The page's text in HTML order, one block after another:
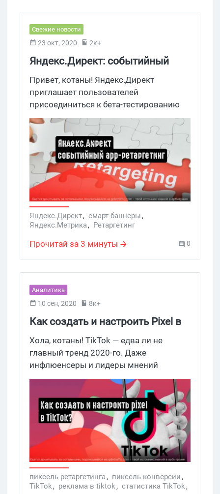
Свежие новости
23 окт, 2020 2к+
Яндекс.Директ: событийный
app-ретаргетинг
Привет, котаны! Яндекс.Директ
приглашает пользователей
присоединиться к бета-тестированию
нового инструмента — событийного
app-ретаргетинга. Добраться до тех, кто
в приложении листал товары, можно
при помощи смарт-баннеров.
Яндекс.Директ, смарт-баннеры,
Яндекс.Метрика, Ретаргетинг
Прочитай за 3 минуты 0
Аналитика
10 сен, 2020 8к+
Как создать и настроить Pixel в
TikTok?
Хола, котаны! TikTok — едва ли не
главный тренд 2020-го. Даже
инфлюенсеры и лидеры мнений
стараются развиваться в TikTok,
пытаясь подложить себе соломку на
случай спада популярности Instagram.
Пока приложение остается на волне
хайпа, самое время использовать его в
рекламных целях. Для того, чтобы
выжать из него все соки, лучше
использовать пиксель TikTok. Сегодня
мы поделимся инфой о его создании и
настройке.
пиксель ретаргетинга, пиксель конверсии,
TikTok, реклама в tiktok, статистика TikTok,